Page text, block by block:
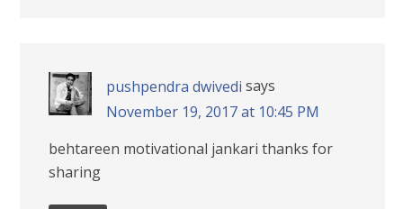
pushpendra dwivedi says
November 19, 2017 at 10:45 PM
behtareen motivational jankari thanks for
sharing